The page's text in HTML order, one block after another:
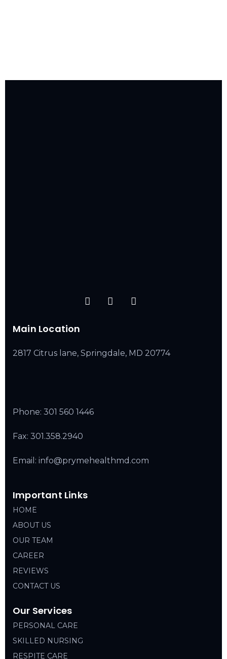
Main Location
2817 Citrus lane, Springdale, MD 20774
Phone: 301 560 1446
Fax: 301.358.2940
Email: info@prymehealthmd.com
Important Links
HOME
ABOUT US
OUR TEAM
CAREER
REVIEWS
CONTACT US
Our Services
PERSONAL CARE
SKILLED NURSING
RESPITE CARE